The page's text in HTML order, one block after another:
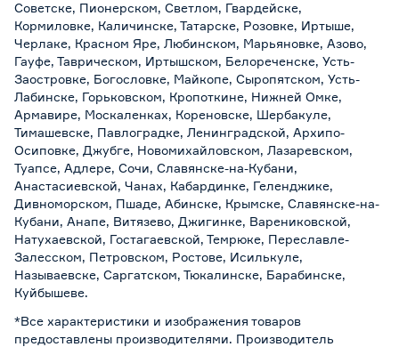
Советске, Пионерском, Светлом, Гвардейске,
Кормиловке, Каличинске, Татарске, Розовке, Иртыше,
Черлаке, Красном Яре, Любинском, Марьяновке, Азово,
Гауфе, Таврическом, Иртышском, Белореченске, Усть-
Заостровке, Богословке, Майкопе, Сыропятском, Усть-
Лабинске, Горьковском, Кропоткине, Нижней Омке,
Армавире, Москаленках, Кореновске, Шербакуле,
Тимашевске, Павлоградке, Ленинградской, Архипо-
Осиповке, Джубге, Новомихайловском, Лазаревском,
Туапсе, Адлере, Сочи, Славянске-на-Кубани,
Анастасиевской, Чанах, Кабардинке, Геленджике,
Дивноморском, Пшаде, Абинске, Крымске, Славянске-на-
Кубани, Анапе, Витязево, Джигинке, Варениковской,
Натухаевской, Гостагаевской, Темрюке, Переславле-
Залесском, Петровском, Ростове, Исилькуле,
Называевске, Саргатском, Тюкалинске, Барабинске,
Куйбышеве.
*Все характеристики и изображения товаров
предоставлены производителями. Производитель